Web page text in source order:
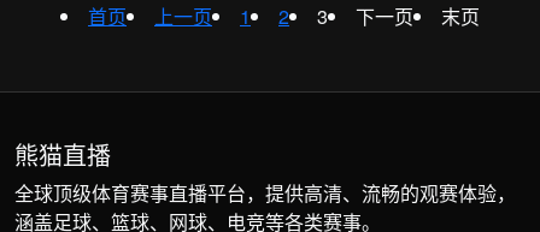
首页 上一页 1 2 3 下一页 末页
熊猫直播
全球顶级体育赛事直播平台，提供高清、流畅的观赛体验，
涵盖足球、篮球、网球、电竞等各类赛事。